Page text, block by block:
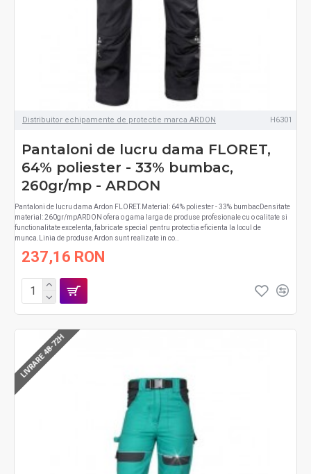
Distribuitor echipamente de protectie marca ARDON H6301
Pantaloni de lucru dama FLORET,
64% poliester - 33% bumbac,
260gr/mp - ARDON
Pantaloni de lucru dama Ardon FLORET.Material: 64% poliester - 33% bumbacDensitate
material: 260gr/mpARDON ofera o gama larga de produse profesionale cu o calitate si
functionalitate excelenta, fabricate special pentru protectia eficienta la locul de
munca.Linia de produse Ardon sunt realizate in co..
237,16 RON
LIVRARE 48-72H